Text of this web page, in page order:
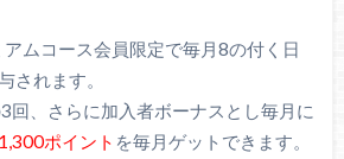
ムコース会員限定で毎月8の付く日
されます。
回、さらに加入者ボーナスとし毎月に
ポイント を毎月ゲットできます。